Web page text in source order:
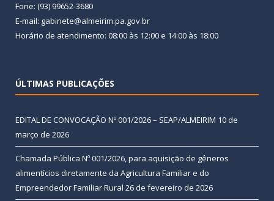
Fone: (93) 99652-3680
E-mail: gabinete@almeirim.pa.gov.br
Horário de atendimento: 08:00 às 12:00 e 14:00 às 18:00
ÚLTIMAS PUBLICAÇÕES
EDITAL DE CONVOCAÇÃO Nº 001/2026 – SEAP/ALMEIRIM 10 de
março de 2026
Chamada Pública Nº 001/2026, para aquisição de gêneros
alimentícios diretamente da Agricultura Familiar e do
Empreendedor Familiar Rural 26 de fevereiro de 2026